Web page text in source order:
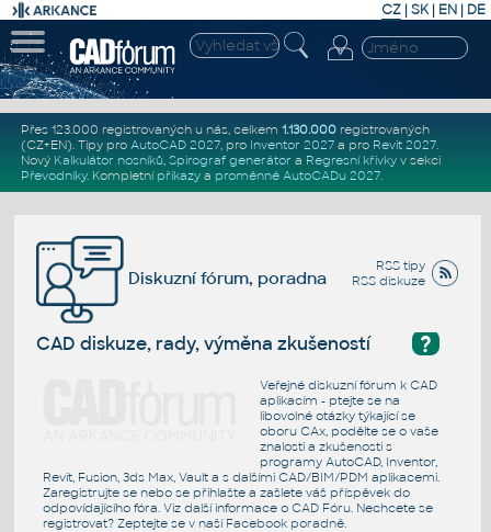
CZ | SK| EN | DE
Přes 123.000 registrovaných u nás, celkem 1.130.000registrovaných
(CZ+EN). Tipy pro AutoCAD 2027, pro Inventor 2027a pro Revit 2027.
Nový Kalkulátor nosníků, Spirograf generátor a Regresní křivkyv sekci
Převodníky. Kompletní příkazya proměnné AutoCADu 2027.
RSS tipy
RSS diskuze
Diskuzní fórum, poradna
?
CAD diskuze, rady, výměna zkušeností
Veřejné diskuzní fórum k CAD
aplikacím - ptejte se na
libovolné otázky týkající se
oboru CAx, podělte se o vaše
znalosti a zkušenosti s
programy AutoCAD, Inventor,
Revit, Fusion, 3ds Max, Vault a s dalšími CAD/BIM/PDM aplikacemi.
Zaregistrujte se nebo se přihlašte a zašlete váš příspěvek do
odpovídajícího fóra. Viz další informace o CAD Fóru. Nechcete se
registrovat? Zeptejte se v naší Facebook poradně.